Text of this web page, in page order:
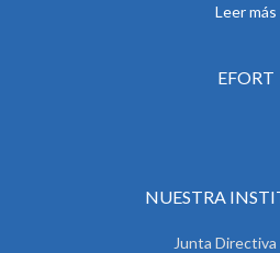
Leer más
EFORT
NUESTRA
Junta